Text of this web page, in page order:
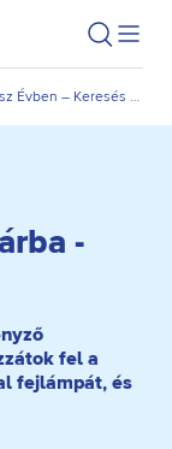
Keresés
Balatoni Programok és Rendezvények Egész Évben – Keresés Dátum és Kategória Szerint
-
fel a
fejlámpát, és